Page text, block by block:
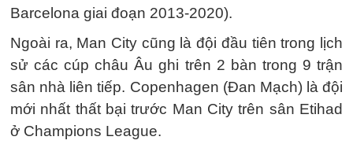
Barcelona giai đoạn 2013-2020).
Ngoài ra, Man City cũng là đội đầu tiên trong lịch
sử các cúp châu Âu ghi trên 2 bàn trong 9 trận
sân nhà liên tiếp. Copenhagen (Đan Mạch) là đội
mới nhất thất bại trước Man City trên sân Etihad
ở Champions League.